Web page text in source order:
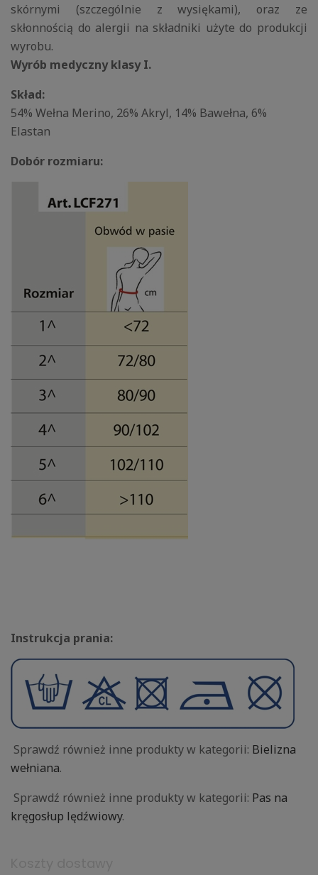
skórnymi (szczególnie z wysiękami), oraz ze
skłonnością do alergii na składniki użyte do produkcji
wyrobu.
Wyrób medyczny klasy I.
Skład:
54% Wełna Merino, 26% Akryl, 14% Bawełna, 6%
Elastan
Dobór rozmiaru:
Instrukcja prania:
Sprawdź również inne produkty w kategorii: Bielizna
wełniana.
Sprawdź również inne produkty w kategorii: Pas na
kręgosłup lędźwiowy.